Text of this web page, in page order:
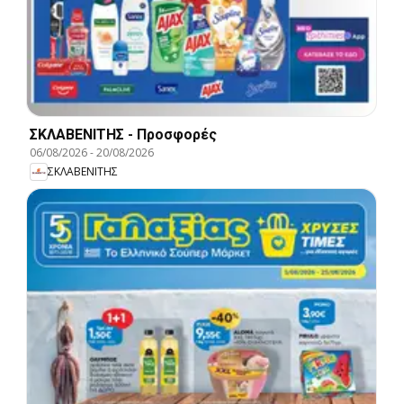
ΣΚΛΑΒΕΝΙΤΗΣ - Προσφορές
06/08/2026-20/08/2026
ΣΚΛΑΒΕΝΙΤΗΣ